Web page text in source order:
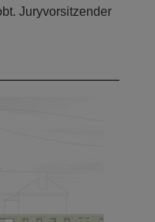
Juryvorsitzender